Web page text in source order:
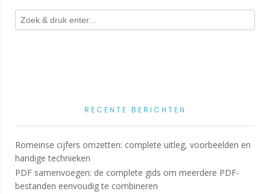
RECENTE BERICHTEN
Romeinse cijfers omzetten: complete uitleg, voorbeelden en
handige technieken
PDF samenvoegen: de complete gids om meerdere PDF-
bestanden eenvoudig te combineren